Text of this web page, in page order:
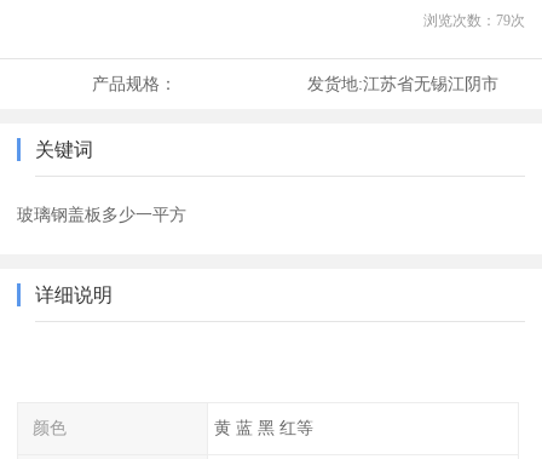
浏览次数： 79次
产品规格： 发货地:江苏省无锡江阴市
关键词
玻璃钢盖板多少一平方
详细说明
颜色 黄 蓝 黑 红等